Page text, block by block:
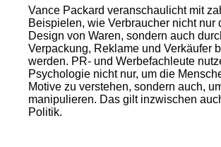
Vance Packard veranschaulicht mit
Beispielen, wie Verbraucher nicht nur
Design von Waren, sondern auch
Verpackung, Reklame und Verkäufer
werden. PR- und Werbefachleute
Psychologie nicht nur, um die
Motive zu verstehen, sondern auch,
manipulieren. Das gilt inzwischen
Politik.